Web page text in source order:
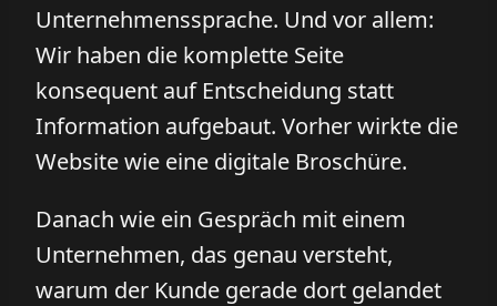
Unternehmenssprache. Und vor allem:
Wir haben die komplette Seite
konsequent auf Entscheidung statt
Information aufgebaut. Vorher wirkte die
Website wie eine digitale Broschüre.
Danach wie ein Gespräch mit einem
Unternehmen, das genau versteht,
warum der Kunde gerade dort gelandet